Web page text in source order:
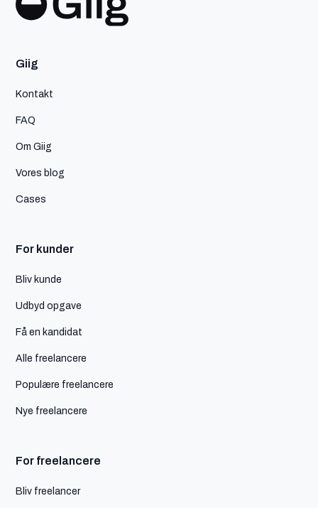
Giig
Kontakt
FAQ
Om Giig
Vores blog
Cases
For kunder
Bliv kunde
Udbyd opgave
Få en kandidat
Alle freelancere
Populære freelancere
Nye freelancere
For freelancere
Bliv freelancer